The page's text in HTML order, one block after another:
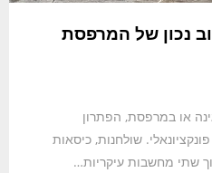
נכון של המרפסת
או במרפסת, הפתרון
שולחנות, כיסאות
שתי מחשבות עיקריות…